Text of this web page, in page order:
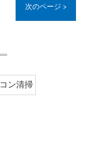
次のページ >
ン清掃